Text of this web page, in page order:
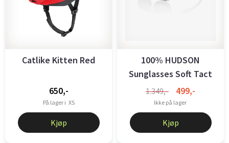
Catlike Kitten Red
650,-
På lager i XS
Kjøp
100% HUDSON
Sunglasses Soft Tact
Fade Black/White
1.349,- 499,-
Ikke på lager
Kjøp